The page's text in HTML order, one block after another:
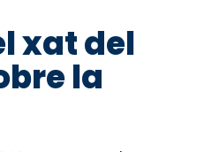
xat del
la